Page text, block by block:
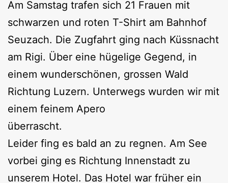
Am Samstag trafen sich 21 Frauen mit
schwarzen und roten T-Shirt am Bahnhof
Seuzach. Die Zugfahrt ging nach Küssnacht
am Rigi. Über eine hügelige Gegend, in
einem wunderschönen, grossen Wald
Richtung Luzern. Unterwegs wurden wir mit
einem feinem Apero
überrascht.
Leider fing es bald an zu regnen. Am See
vorbei ging es Richtung Innenstadt zu
unserem Hotel. Das Hotel war früher ein